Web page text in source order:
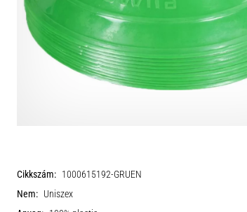
Cikkszám: 1000615192-GRUEN
Nem: Uniszex